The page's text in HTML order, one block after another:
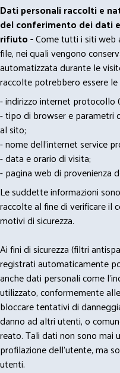
Dati personali raccolti e
del conferimento dei dati
rifiuto -Come tutti i siti web
file, nei quali vengono
automatizzata durante le
raccolte potrebbero essere le
- indirizzo internet protocollo
- tipo di browser e parametri
al sito;
- nome dell'internet service
- data e orario di visita;
- pagina web di provenienza
Le suddette informazioni
raccolte al fine di verificare il
motivi di sicurezza.
Ai fini di sicurezza (filtri
registrati automaticamente
anche dati personali come
utilizzato, conformemente
bloccare tentativi di
danno ad altri utenti, o
reato. Tali dati non sono mai
profilazione dell'utente, ma
utenti.